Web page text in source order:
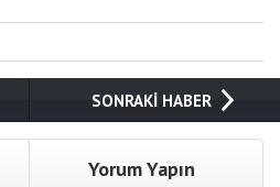
SONRAKİ HABER
Yorum Yapın